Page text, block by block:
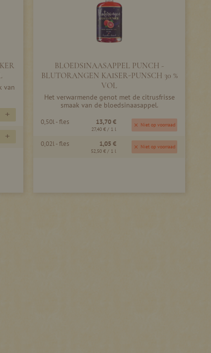
van
+
+
BLOEDSINAASAPPEL PUNCH -
BLUTORANGEN KAISER-PUNSCH 30 %
VOL
Het verwarmende genot met de citrusfrisse
smaak van de bloedsinaasappel.
0,50l - fles 13,70 €
27,40 € / 1 l
Niet op voorraad
0,02l - fles 1,05 €
52,50 € / 1 l
Niet op voorraad